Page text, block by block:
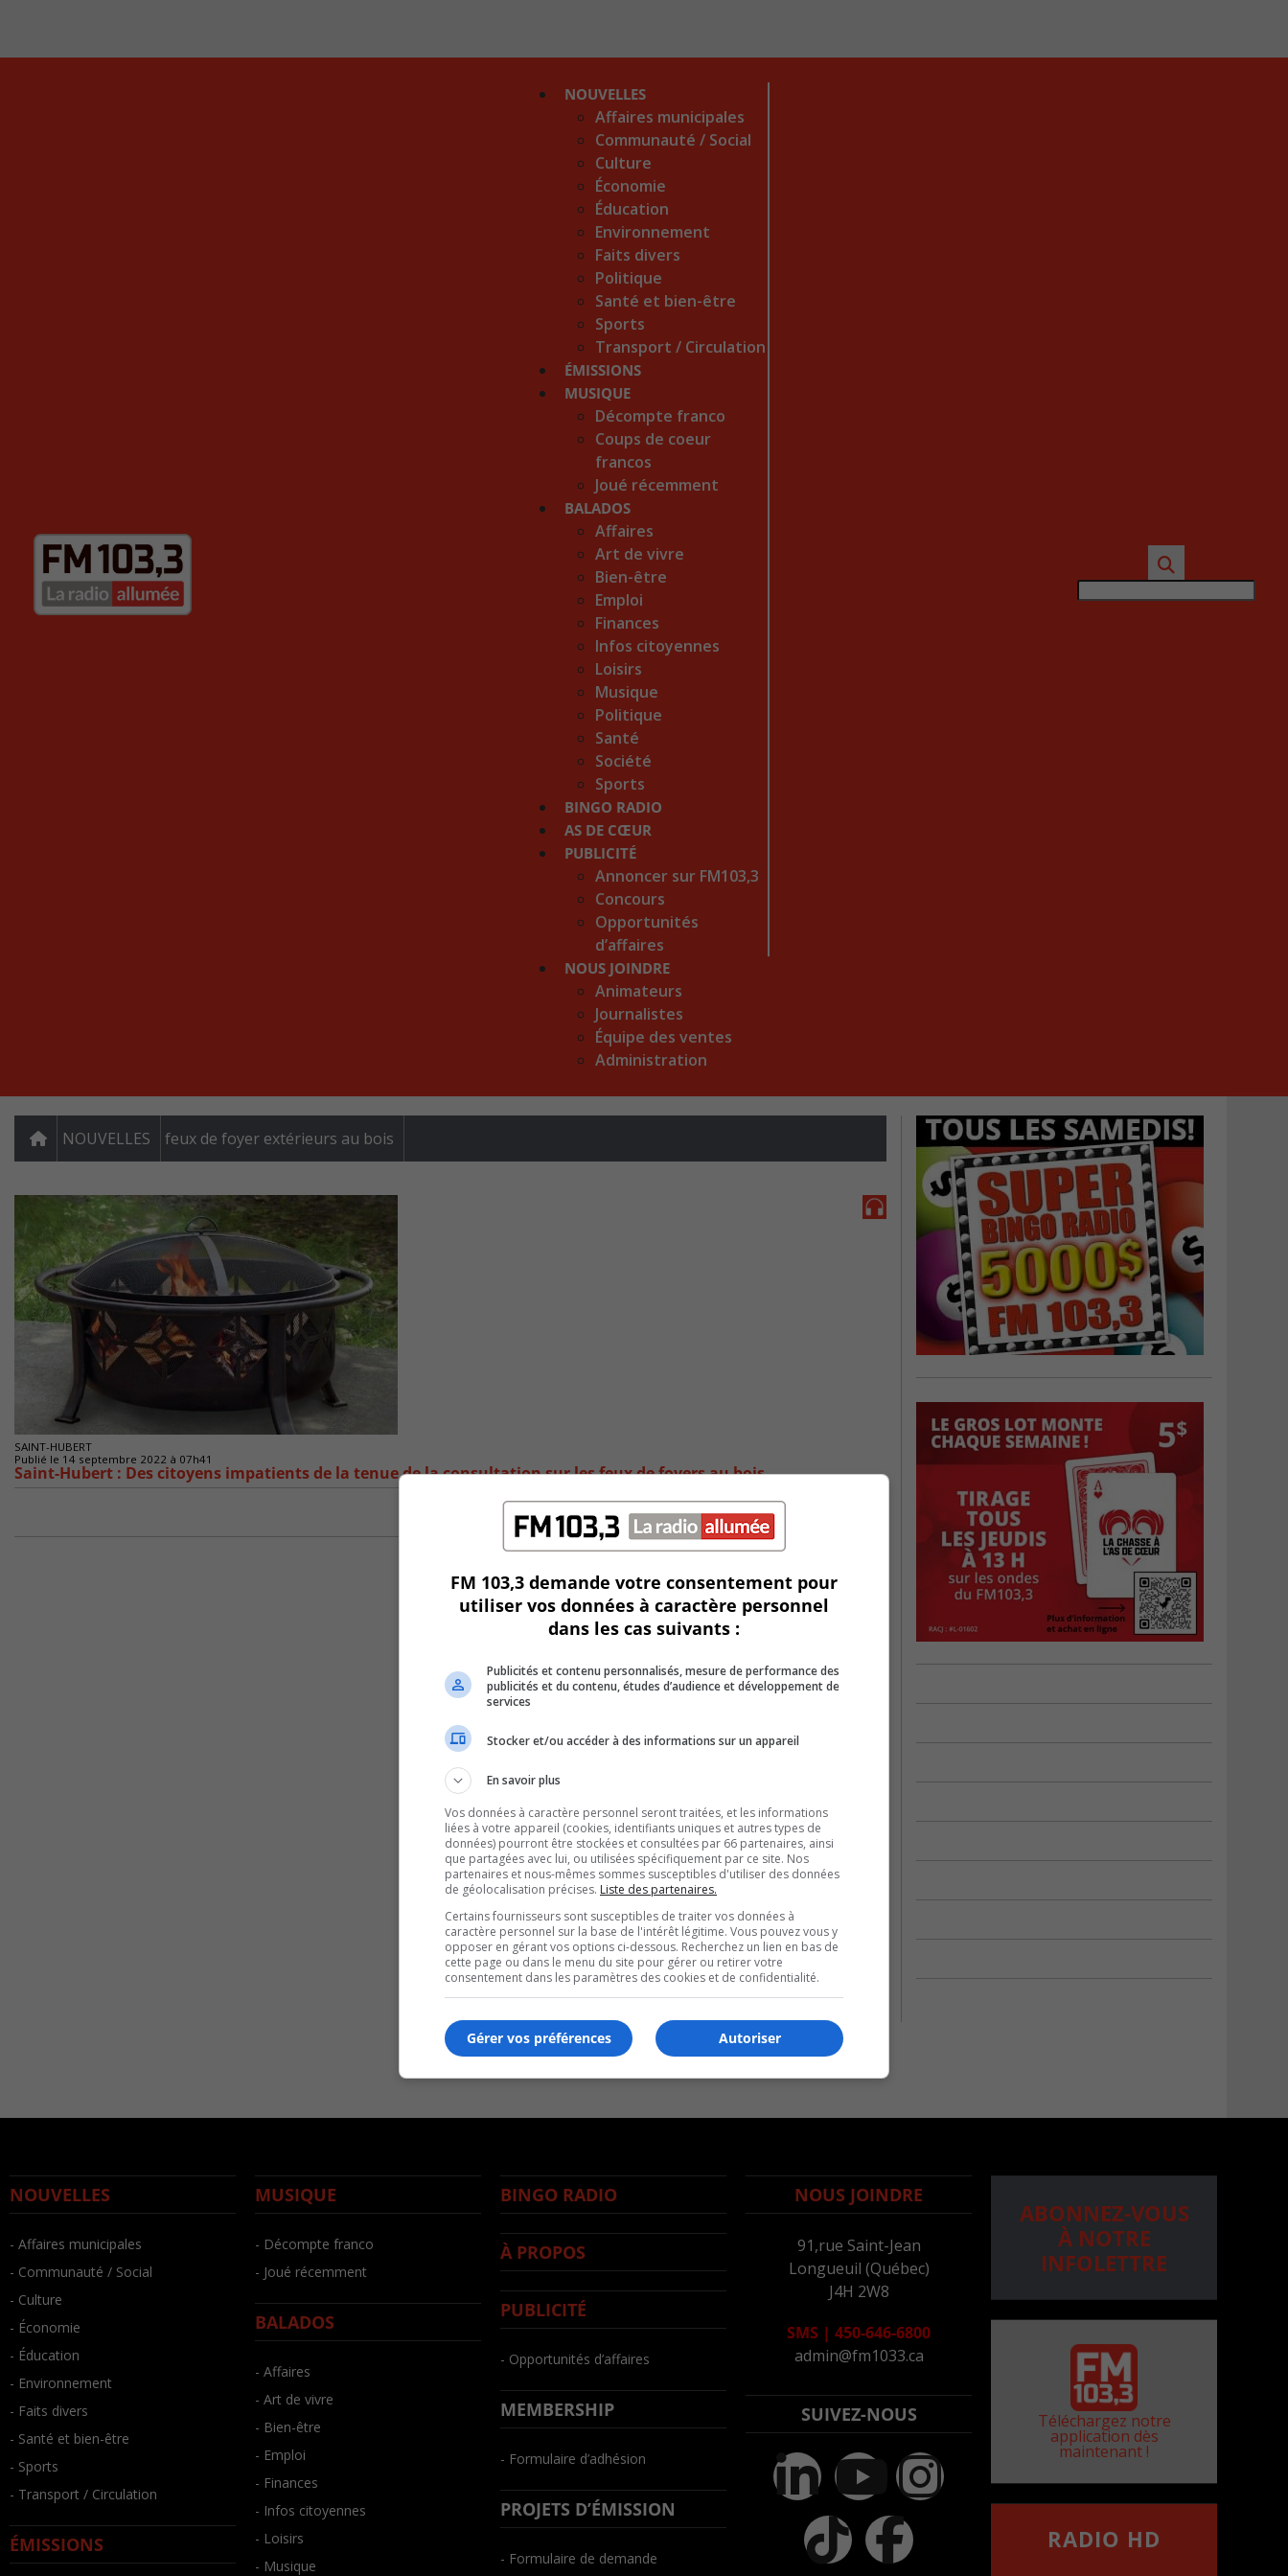
NOUVELLES
Affaires municipales
Communauté / Social
Culture
Économie
Éducation
Environnement
Faits divers
Politique
Santé et bien-être
Sports
Transport / Circulation
ÉMISSIONS
MUSIQUE
Décompte franco
Coups de coeur
francos
Joué récemment
BALADOS
Affaires
Art de vivre
Bien-être
Emploi
Finances
Infos citoyennes
Loisirs
Musique
Politique
Santé
Société
Sports
BINGO RADIO
AS DE CŒUR
PUBLICITÉ
Annoncer sur FM103,3
Concours
Opportunités
d’affaires
NOUS JOINDRE
Animateurs
Journalistes
Équipe des ventes
Administration
NOUVELLES feux de foyer extérieurs au bois
SAINT-HUBERT
Publié le 14 septembre 2022 à 07h41
Saint-Hubert : Des citoyens impatients de la tenue de la consultation sur les feux de foyers au bois
NOUVELLES
- Affaires municipales
- Communauté / Social
- Culture
- Économie
- Éducation
- Environnement
- Faits divers
- Santé et bien-être
- Sports
- Transport / Circulation
ÉMISSIONS
MUSIQUE
- Décompte franco
- Joué récemment
BALADOS
- Affaires
- Art de vivre
- Bien-être
- Emploi
- Finances
- Infos citoyennes
- Loisirs
- Musique
BINGO RADIO
À PROPOS
PUBLICITÉ
- Opportunités d’affaires
MEMBERSHIP
- Formulaire d’adhésion
PROJETS D’ÉMISSION
- Formulaire de demande
NOUS JOINDRE
91,rue Saint-Jean
Longueuil (Québec)
J4H 2W8
SMS | 450-646-6800
admin@fm1033.ca
SUIVEZ-NOUS
ABONNEZ-VOUS
À NOTRE
INFOLETTRE
Téléchargez notre
application dès
maintenant !
RADIO HD
FM 103,3 demande votre consentement pour
utiliser vos données à caractère personnel
dans les cas suivants :
Publicités et contenu personnalisés, mesure de performance des
publicités et du contenu, études d’audience et développement de
services
Stocker et/ou accéder à des informations sur un appareil
En savoir plus
Vos données à caractère personnel seront traitées, et les informations
liées à votre appareil (cookies, identifiants uniques et autres types de
données) pourront être stockées et consultées par 66 partenaires, ainsi
que partagées avec lui, ou utilisées spécifiquement par ce site. Nos
partenaires et nous-mêmes sommes susceptibles d'utiliser des données
de géolocalisation précises. Liste des partenaires.
Certains fournisseurs sont susceptibles de traiter vos données à
caractère personnel sur la base de l'intérêt légitime. Vous pouvez vous y
opposer en gérant vos options ci-dessous. Recherchez un lien en bas de
cette page ou dans le menu du site pour gérer ou retirer votre
consentement dans les paramètres des cookies et de confidentialité.
Autoriser
Gérer vos préférences